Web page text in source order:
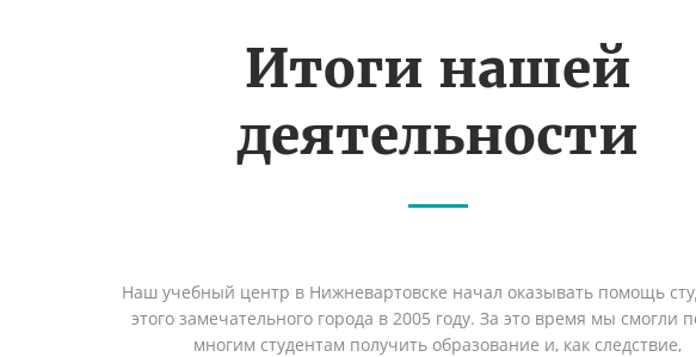
Итоги нашей
деятельности
Наш учебный центр в Нижневартовске начал оказывать помощь
этого замечательного города в 2005 году. За это время мы смогли
многим студентам получить образование и, как следствие,